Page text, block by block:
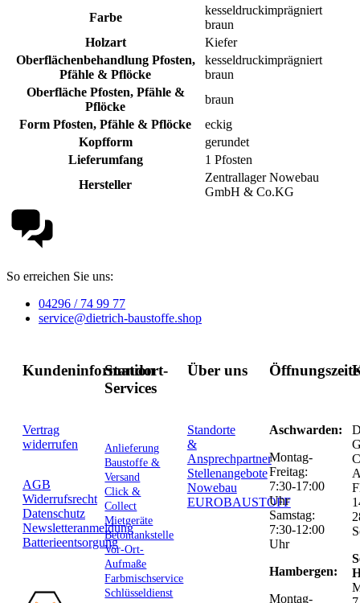
Farbe
kesseldruckimprägniert
braun
Holzart
Kiefer
Oberflächenbehandlung Pfosten,
Pfähle & Pflöcke
kesseldruckimprägniert
braun
Oberfläche Pfosten, Pfähle &
Pflöcke
braun
Form Pfosten, Pfähle & Pflöcke
eckig
Kopfform
gerundet
Lieferumfang
1 Pfosten
Hersteller
Zentrallager Nowebau
GmbH & Co.KG
So erreichen Sie uns:
04296 / 74 99 77
service@dietrich-baustoffe.shop
Kundeninformation
Vertrag
widerrufen
AGB
Widerrufsrecht
Datenschutz
Newsletteranmeldung
Batterieentsorgung
Standort-
Services
Anlieferung
Baustoffe &
Versand
Click &
Collect
Mietgeräte
Betontankstelle
Vor-Ort-
Aufmaße
Farbmischservice
Schlüsseldienst
Über uns
Standorte
&
Ansprechpartner
Stellenangebote
Nowebau
EUROBAUSTOFF
Aschwarden:
Montag-
Freitag:
7:30-17:00
Uhr
Samstag:
7:30-12:00
Uhr
Hambergen:
Montag-